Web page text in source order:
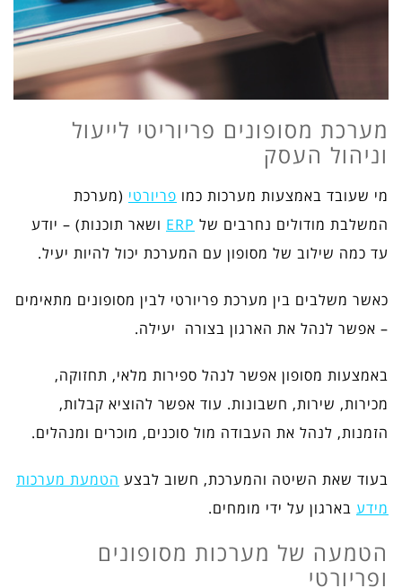
מערכת מסופונים פריוריטי לייעול
וניהול העסק
מי שעובד באמצעות מערכות כמו פריורטי (מערכת
המשלבת מודולים נחרבים של ERP ושאר תוכנות) – יודע
עד כמה שילוב של מסופון עם המערכת יכול להיות יעיל.
כאשר משלבים בין מערכת פריורטי לבין מסופונים מתאימים
– אפשר לנהל את הארגון בצורה יעילה.
באמצעות מסופון אפשר לנהל ספירות מלאי, תחזוקה,
מכירות, שירות, חשבונות. עוד אפשר להוציא קבלות,
הזמנות, לנהל את העבודה מול סוכנים, מוכרים ומנהלים.
בעוד שאת השיטה והמערכת, חשוב לבצע הטמעת מערכות
מידע בארגון על ידי מומחים.
הטמעה של מערכות מסופונים
ופריורטי